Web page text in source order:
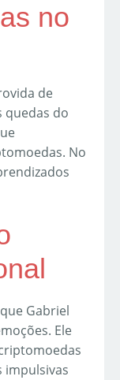
no
de
quedas do
No
Gabriel
Ele
impulsivas